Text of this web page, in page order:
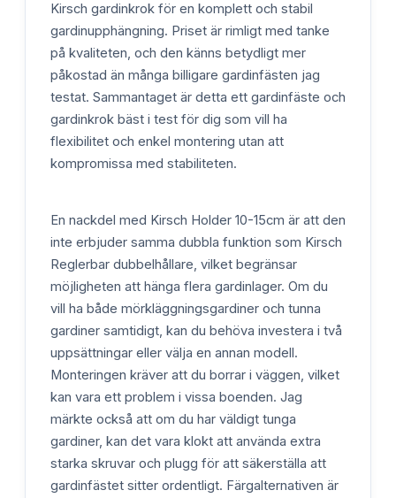
Kirsch gardinkrok för en komplett och stabil
gardinupphängning. Priset är rimligt med tanke
på kvaliteten, och den känns betydligt mer
påkostad än många billigare gardinfästen jag
testat. Sammantaget är detta ett gardinfäste och
gardinkrok bäst i test för dig som vill ha
flexibilitet och enkel montering utan att
kompromissa med stabiliteten.
En nackdel med Kirsch Holder 10-15cm är att den
inte erbjuder samma dubbla funktion som Kirsch
Reglerbar dubbelhållare, vilket begränsar
möjligheten att hänga flera gardinlager. Om du
vill ha både mörkläggningsgardiner och tunna
gardiner samtidigt, kan du behöva investera i två
uppsättningar eller välja en annan modell.
Monteringen kräver att du borrar i väggen, vilket
kan vara ett problem i vissa boenden. Jag
märkte också att om du har väldigt tunga
gardiner, kan det vara klokt att använda extra
starka skruvar och plugg för att säkerställa att
gardinfästet sitter ordentligt. Färgalternativen är